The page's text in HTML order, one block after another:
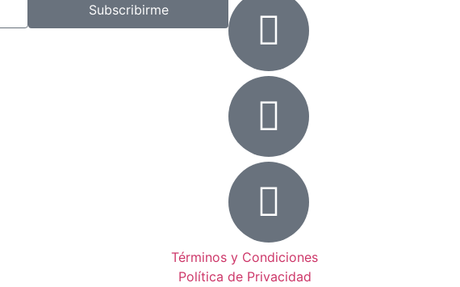
Subscribirme
Términos y Condiciones
Política de Privacidad